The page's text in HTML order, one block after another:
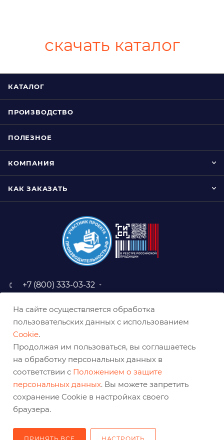
скачать каталог
КАТАЛОГ
ПРОИЗВОДСТВО
ПОЛЕЗНОЕ
КОМПАНИЯ
КАК ЗАКАЗАТЬ
+7 (800) 333-03-32
baz@belabraziv.ru
308009, Россия, г. Белгород,
На сайте осуществляется обработка
пользовательских данных с использованием
Cookie.
Продолжая им пользоваться, вы соглашаетесь
на обработку персональных данных в
соответствии с Положением о защите
персональных данных. Вы можете запретить
сохранение Cookie в настройках своего
браузера.